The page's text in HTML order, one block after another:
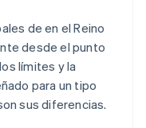
de en el Reino
desde el punto
límites y la
para un tipo
sus diferencias.